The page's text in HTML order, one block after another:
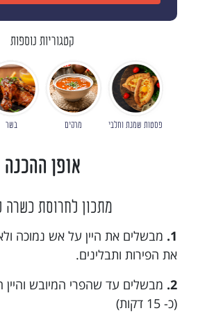
קטגוריות נוספות
פסטות שמנת וחלבי מרקים בשר
אופן ההכנה
מתכון לחרוסת
1. מבשלים את היין על אש נמוכה
את הפירות ותבלינים.
2. מבשלים עד שהפרי המיובש והיין
(כ- 15 דקות)